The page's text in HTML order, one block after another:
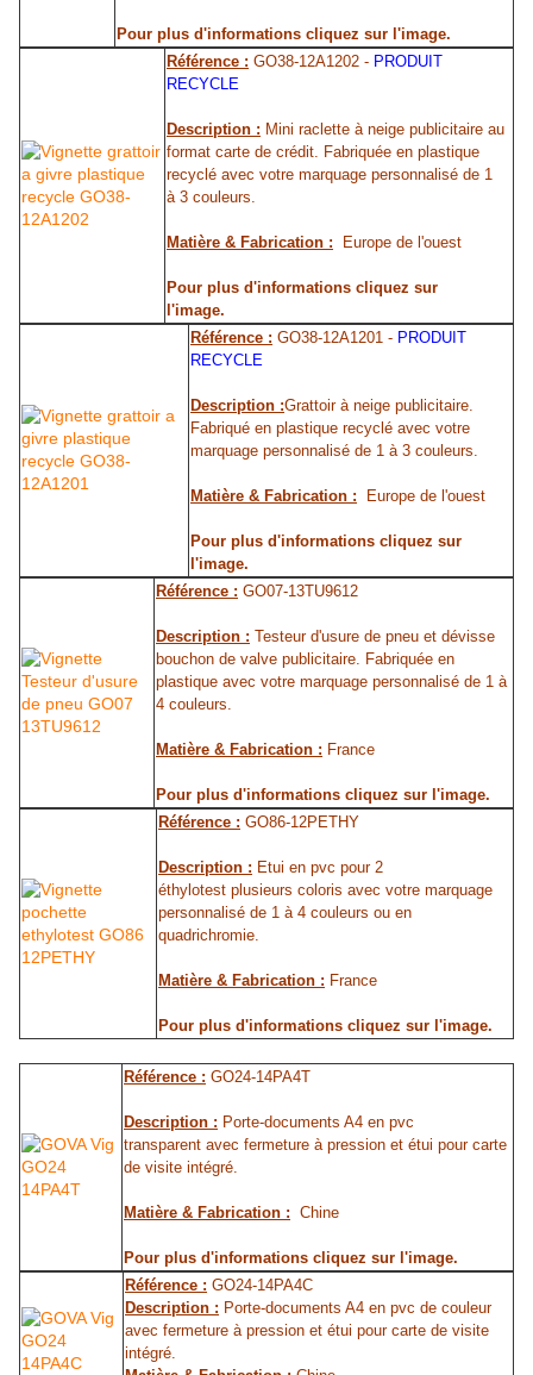
Pour plus d'informations cliquez sur l'image.
Référence : GO38-12A1202 - PRODUIT
RECYCLE
Description : Mini raclette à neige publicitaire au
format carte de crédit. Fabriquée en plastique
recyclé avec votre marquage personnalisé de 1
à 3 couleurs.
Matière & Fabrication : Europe de l'ouest
Pour plus d'informations cliquez sur
l'image.
Référence : GO38-12A1201 - PRODUIT
RECYCLE
Description :Grattoir à neige publicitaire.
Fabriqué en plastique recyclé avec votre
marquage personnalisé de 1 à 3 couleurs.
Matière & Fabrication : Europe de l'ouest
Pour plus d'informations cliquez sur
l'image.
Référence : GO07-13TU9612
Description : Testeur d'usure de pneu et dévisse
bouchon de valve publicitaire. Fabriquée en
plastique avec votre marquage personnalisé de 1 à
4 couleurs.
Matière & Fabrication : France
Pour plus d'informations cliquez sur l'image.
Référence : GO86-12PETHY
Description : Etui en pvc pour 2
éthylotest plusieurs coloris avec votre marquage
personnalisé de 1 à 4 couleurs ou en
quadrichromie.
Matière & Fabrication : France
Pour plus d'informations cliquez sur l'image.
Référence : GO24-14PA4T
Description : Porte-documents A4 en pvc
transparent avec fermeture à pression et étui pour carte
de visite intégré.
Matière & Fabrication : Chine
Pour plus d'informations cliquez sur l'image.
Référence : GO24-14PA4C
Description : Porte-documents A4 en pvc de couleur
avec fermeture à pression et étui pour carte de visite
intégré.